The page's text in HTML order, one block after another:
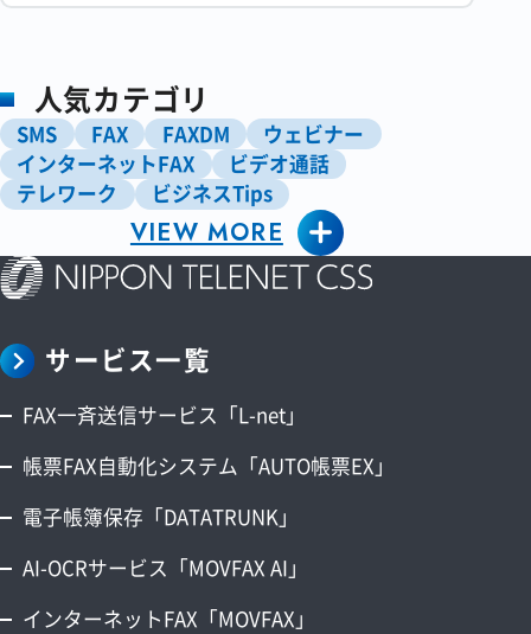
人気カテゴリ
SMS FAX FAXDM
ウェビナー
インターネットFAX
ビデオ通話
テレワーク
ビジネスTips
VIEW MORE
ペーパーレス化 マーケティング
営業
業務効率化
サービス一覧
FAX一斉送信サービス「L-net」
帳票FAX自動化システム「AUTO帳票EX」
電子帳簿保存「DATATRUNK」
AI-OCRサービス「MOVFAX AI」
インターネットFAX「MOVFAX」